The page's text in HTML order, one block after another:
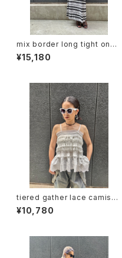
mix border long tight one-
piece ワンピース ロングワンピ
ボーダー ストレッチ 重ね着風
¥15,180
tiered gather lace camisol
e tops トップス キャミソール レ
ース ティアード フリル ホワイト
¥10,780